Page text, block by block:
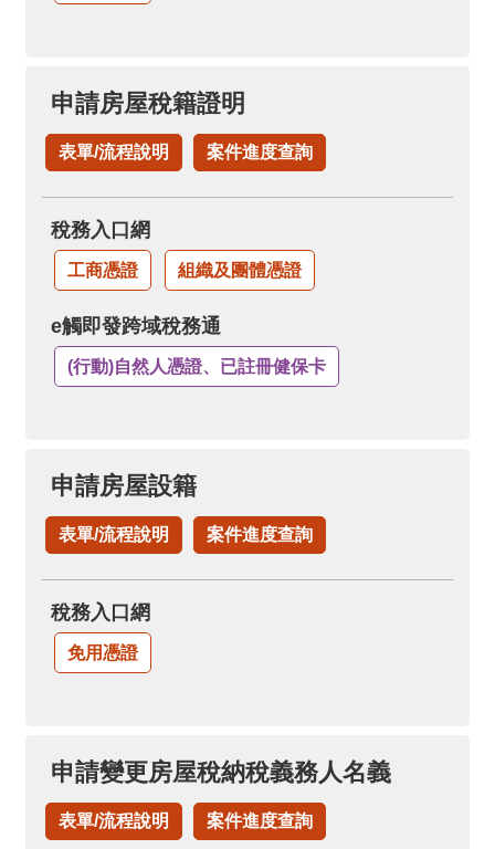
申請房屋稅籍證明
表單/流程說明 案件進度查詢
稅務入口網
工商憑證 組織及團體憑證
e觸即發跨域稅務通
(行動)自然人憑證、已註冊健保卡
申請房屋設籍
表單/流程說明 案件進度查詢
稅務入口網
免用憑證
申請變更房屋稅納稅義務人名義
表單/流程說明 案件進度查詢